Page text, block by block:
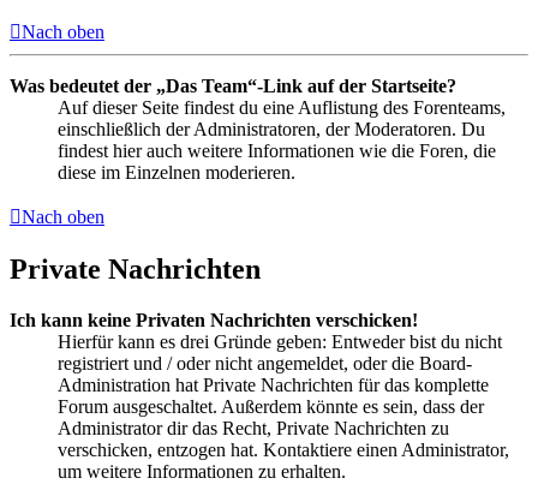
Nach oben
Was bedeutet der „Das Team“-Link auf der Startseite?
Auf dieser Seite findest du eine Auflistung des Forenteams,
einschließlich der Administratoren, der Moderatoren. Du
findest hier auch weitere Informationen wie die Foren, die
diese im Einzelnen moderieren.
Nach oben
Private Nachrichten
Ich kann keine Privaten Nachrichten verschicken!
Hierfür kann es drei Gründe geben: Entweder bist du nicht
registriert und / oder nicht angemeldet, oder die Board-
Administration hat Private Nachrichten für das komplette
Forum ausgeschaltet. Außerdem könnte es sein, dass der
Administrator dir das Recht, Private Nachrichten zu
verschicken, entzogen hat. Kontaktiere einen Administrator,
um weitere Informationen zu erhalten.